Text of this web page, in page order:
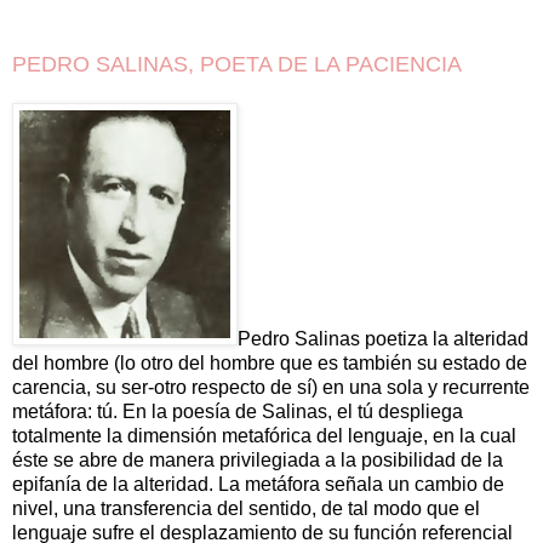
PEDRO SALINAS, POETA DE LA PACIENCIA
Pedro Salinas poetiza la alteridad
del hombre (lo otro del hombre que es también su estado de
carencia, su ser-otro respecto de sí) en una sola y recurrente
metáfora: tú. En la poesía de Salinas, el tú despliega
totalmente la dimensión metafórica del lenguaje, en la cual
éste se abre de manera privilegiada a la posibilidad de la
epifanía de la alteridad. La metáfora señala un cambio de
nivel, una transferen­cia del sentido, de tal modo que el
lenguaje sufre el desplazamiento de su función referencial